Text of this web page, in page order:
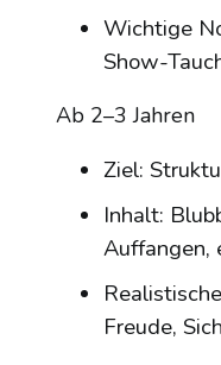
Wichtige
Show-
Ab 2–3 Jahren
Ziel:
Inhalt:
Auffangen,
Freude,